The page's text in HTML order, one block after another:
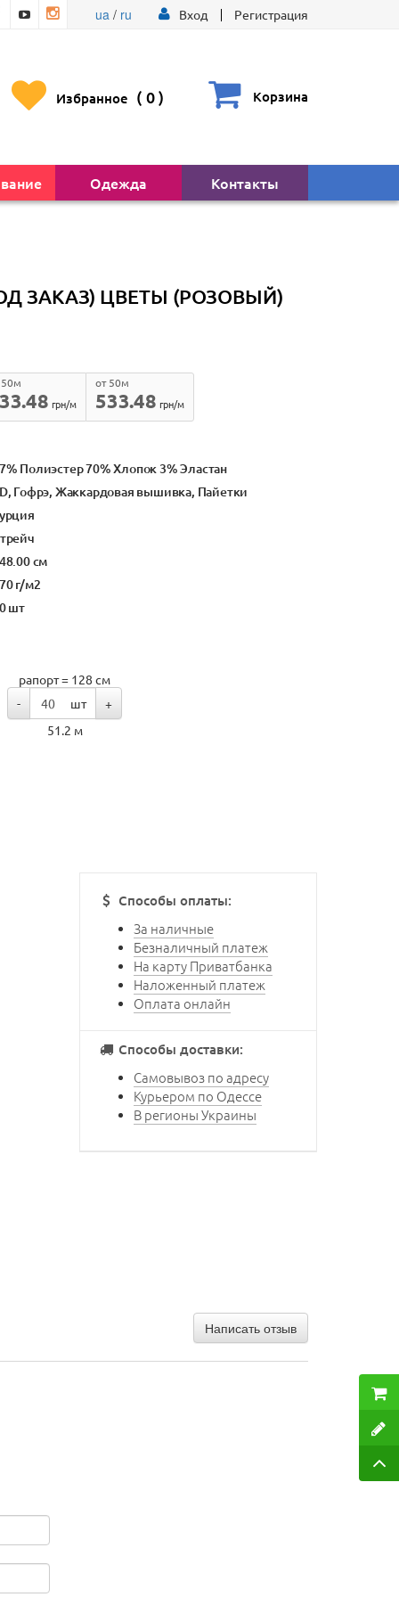
ua/ ru Вход Регистрация
Избранное ( 0) Корзина
Одежда Контакты
ЗАКАЗ) ЦВЕТЫ (РОЗОВЫЙ)
50м
грн/м
533.48
от 50м
грн/м
Полиэстер 70% Хлопок 3% Эластан
Гофрэ, Жаккардовая вышивка, Пайетки
см
г/м2
шт
рапорт = 128 см
-
шт
+
51.2 м
Способы оплаты:
За наличные
Безналичный платеж
На карту Приватбанка
Наложенный платеж
Оплата онлайн
Способы доставки:
Cамовывоз по адресу
Курьером по Одессе
В регионы Украины
Написать отзыв